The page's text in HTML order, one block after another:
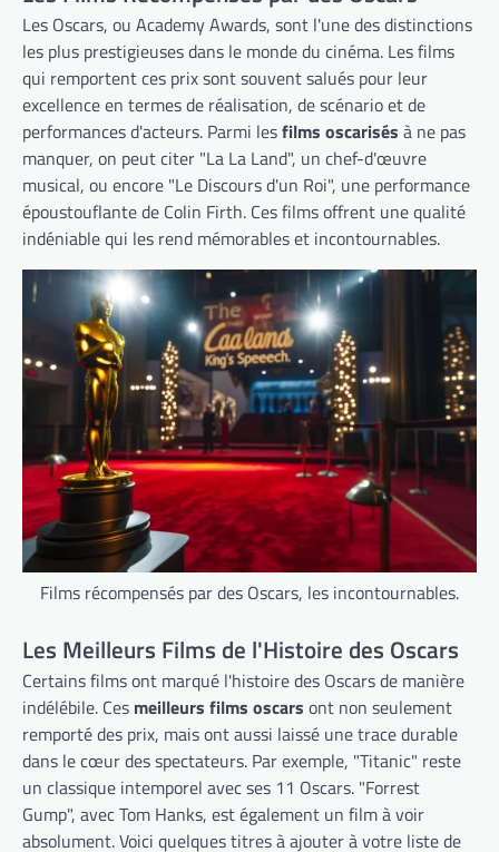
Les Oscars, ou Academy Awards, sont l'une des distinctions
les plus prestigieuses dans le monde du cinéma. Les films
qui remportent ces prix sont souvent salués pour leur
excellence en termes de réalisation, de scénario et de
performances d'acteurs. Parmi lesfilms oscarisés à ne pas
manquer, on peut citer "La La Land", un chef-d'œuvre
musical, ou encore "Le Discours d'un Roi", une performance
époustouflante de Colin Firth. Ces films offrent une qualité
indéniable qui les rend mémorables et incontournables.
Films récompensés par des Oscars, les incontournables.
Les Meilleurs Films de l'Histoire des Oscars
Certains films ont marqué l'histoire des Oscars de manière
indélébile. Ces meilleurs films oscars ont non seulement
remporté des prix, mais ont aussi laissé une trace durable
dans le cœur des spectateurs. Par exemple, "Titanic" reste
un classique intemporel avec ses 11 Oscars. "Forrest
Gump", avec Tom Hanks, est également un film à voir
absolument. Voici quelques titres à ajouter à votre liste de